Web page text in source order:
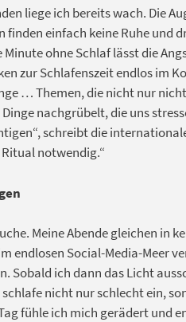
liege ich bereits wach. Die
finden einfach keine Ruhe und
ohne Schlaf lässt die
zur Schlafenszeit endlos im
… Themen, die nicht nur
nachgrübelt, die uns
schreibt die
notwendig.“
Meine Abende gleichen in
endlosen Social-Media-Meer
Sobald ich dann das Licht
nicht nur schlecht ein,
fühle ich mich gerädert und